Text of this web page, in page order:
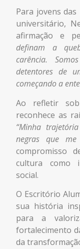
Para jovens
universitário,
afirmação e
definam a
carência.
detentores de
começando a
Ao refletir
reconhece as
“Minha
negras que me
compromisso
cultura como
social.
O Escritório
sua história
para a
fortalecimento
da